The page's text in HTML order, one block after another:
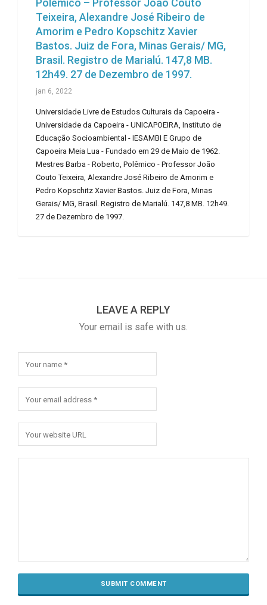
Polêmico – Professor João Couto
Teixeira, Alexandre José Ribeiro de
Amorim e Pedro Kopschitz Xavier
Bastos. Juiz de Fora, Minas Gerais/ MG,
Brasil. Registro de Marialú. 147,8 MB.
12h49. 27 de Dezembro de 1997.
jan 6, 2022
Universidade Livre de Estudos Culturais da Capoeira -
Universidade da Capoeira - UNICAPOEIRA, Instituto de
Educação Socioambiental - IESAMBI E Grupo de
Capoeira Meia Lua - Fundado em 29 de Maio de 1962.
Mestres Barba - Roberto, Polêmico - Professor João
Couto Teixeira, Alexandre José Ribeiro de Amorim e
Pedro Kopschitz Xavier Bastos. Juiz de Fora, Minas
Gerais/ MG, Brasil. Registro de Marialú. 147,8 MB. 12h49.
27 de Dezembro de 1997.
LEAVE A REPLY
Your email is safe with us.